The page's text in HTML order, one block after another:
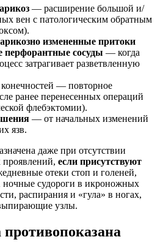
— расширение большой и/
вен с патологическим обратным
измененные притоки
перфорантные сосуды — когда
затрагивает разветвленную
конечностей — повторное
ранее перенесенных операций
флебэктомии).
— от начальных изменений
язв.
даже при отсутствии
если присутствуют
отеки стоп и голеней,
ночные судороги в икроножных
распирания и «гула» в ногах,
узлы.